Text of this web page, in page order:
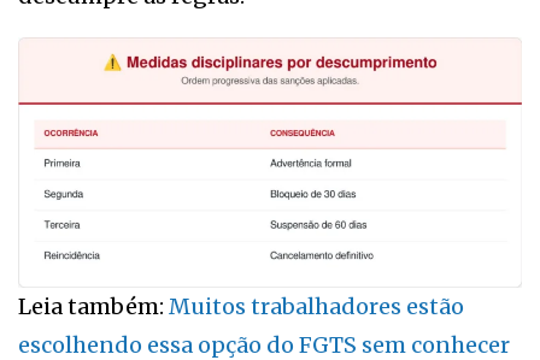
Leia também: Muitos trabalhadores estão
escolhendo essa opção do FGTS sem conhecer